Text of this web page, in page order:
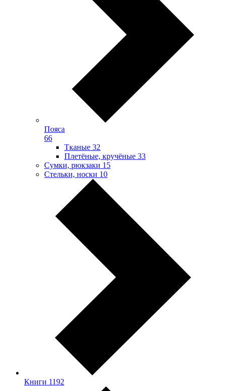
Пояса
66
Тканые 32
Плетёные, кручёные 33
Сумки, рюкзаки 15
Стельки, носки 10
Книги 1192